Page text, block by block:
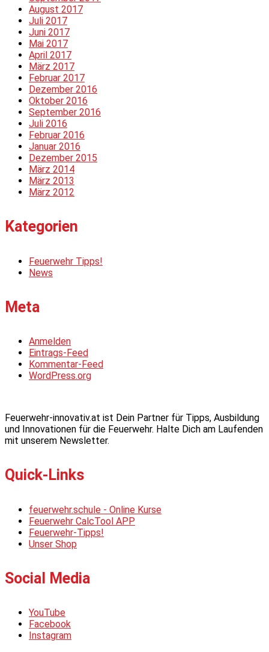
August 2017
Juli 2017
Juni 2017
Mai 2017
April 2017
März 2017
Februar 2017
Dezember 2016
Oktober 2016
September 2016
Juli 2016
Februar 2016
Januar 2016
Dezember 2015
März 2014
März 2013
März 2012
Kategorien
Feuerwehr Tipps!
News
Meta
Anmelden
Eintrags-Feed
Kommentar-Feed
WordPress.org
Feuerwehr-innovativ.at ist Dein Partner für Tipps, Ausbildung
und Innovationen für die Feuerwehr. Halte Dich am Laufenden
mit unserem Newsletter.
Quick-Links
feuerwehr.schule - Online Kurse
Feuerwehr CalcTool APP
Feuerwehr-Tipps!
Unser Shop
Social Media
YouTube
Facebook
Instagram